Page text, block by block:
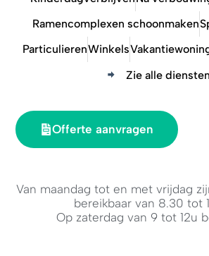
Ramencomplexen schoonmaken
ParticulierenWinkels
Zie alle diensten
Offerte aanvragen
Van maandag tot en met vrijdag
bereikbaar van 8.30 tot
Op zaterdag van 9 tot 12u